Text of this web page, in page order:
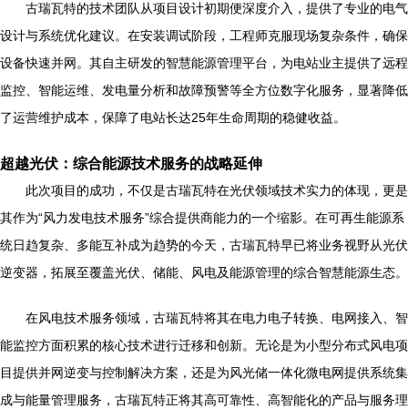
古瑞瓦特的技术团队从项目设计初期便深度介入，提供了专业的电气
设计与系统优化建议。在安装调试阶段，工程师克服现场复杂条件，确保
设备快速并网。其自主研发的智慧能源管理平台，为电站业主提供了远程
监控、智能运维、发电量分析和故障预警等全方位数字化服务，显著降低
了运营维护成本，保障了电站长达25年生命周期的稳健收益。
超越光伏：综合能源技术服务的战略延伸
此次项目的成功，不仅是古瑞瓦特在光伏领域技术实力的体现，更是
其作为“风力发电技术服务”综合提供商能力的一个缩影。在可再生能源系
统日趋复杂、多能互补成为趋势的今天，古瑞瓦特早已将业务视野从光伏
逆变器，拓展至覆盖光伏、储能、风电及能源管理的综合智慧能源生态。
在风电技术服务领域，古瑞瓦特将其在电力电子转换、电网接入、智
能监控方面积累的核心技术进行迁移和创新。无论是为小型分布式风电项
目提供并网逆变与控制解决方案，还是为风光储一体化微电网提供系统集
成与能量管理服务，古瑞瓦特正将其高可靠性、高智能化的产品与服务理